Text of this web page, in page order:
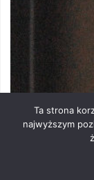
Ta strona
najwyższym